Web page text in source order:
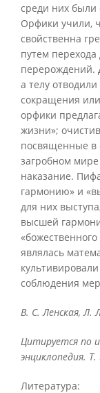
среди них были
Орфики учили,
свойственна
путем
перерождений.
а телу
сокращения
орфики
жизни»;
посвященные в
загробном
наказание.
гармонию» и
для них
высшей
являлась
соблюдения
В. С. Ленская, Л.
Цитируется по
энциклопедия.
Литература: